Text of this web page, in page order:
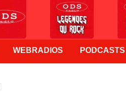
WEBRADIOS PODCASTS